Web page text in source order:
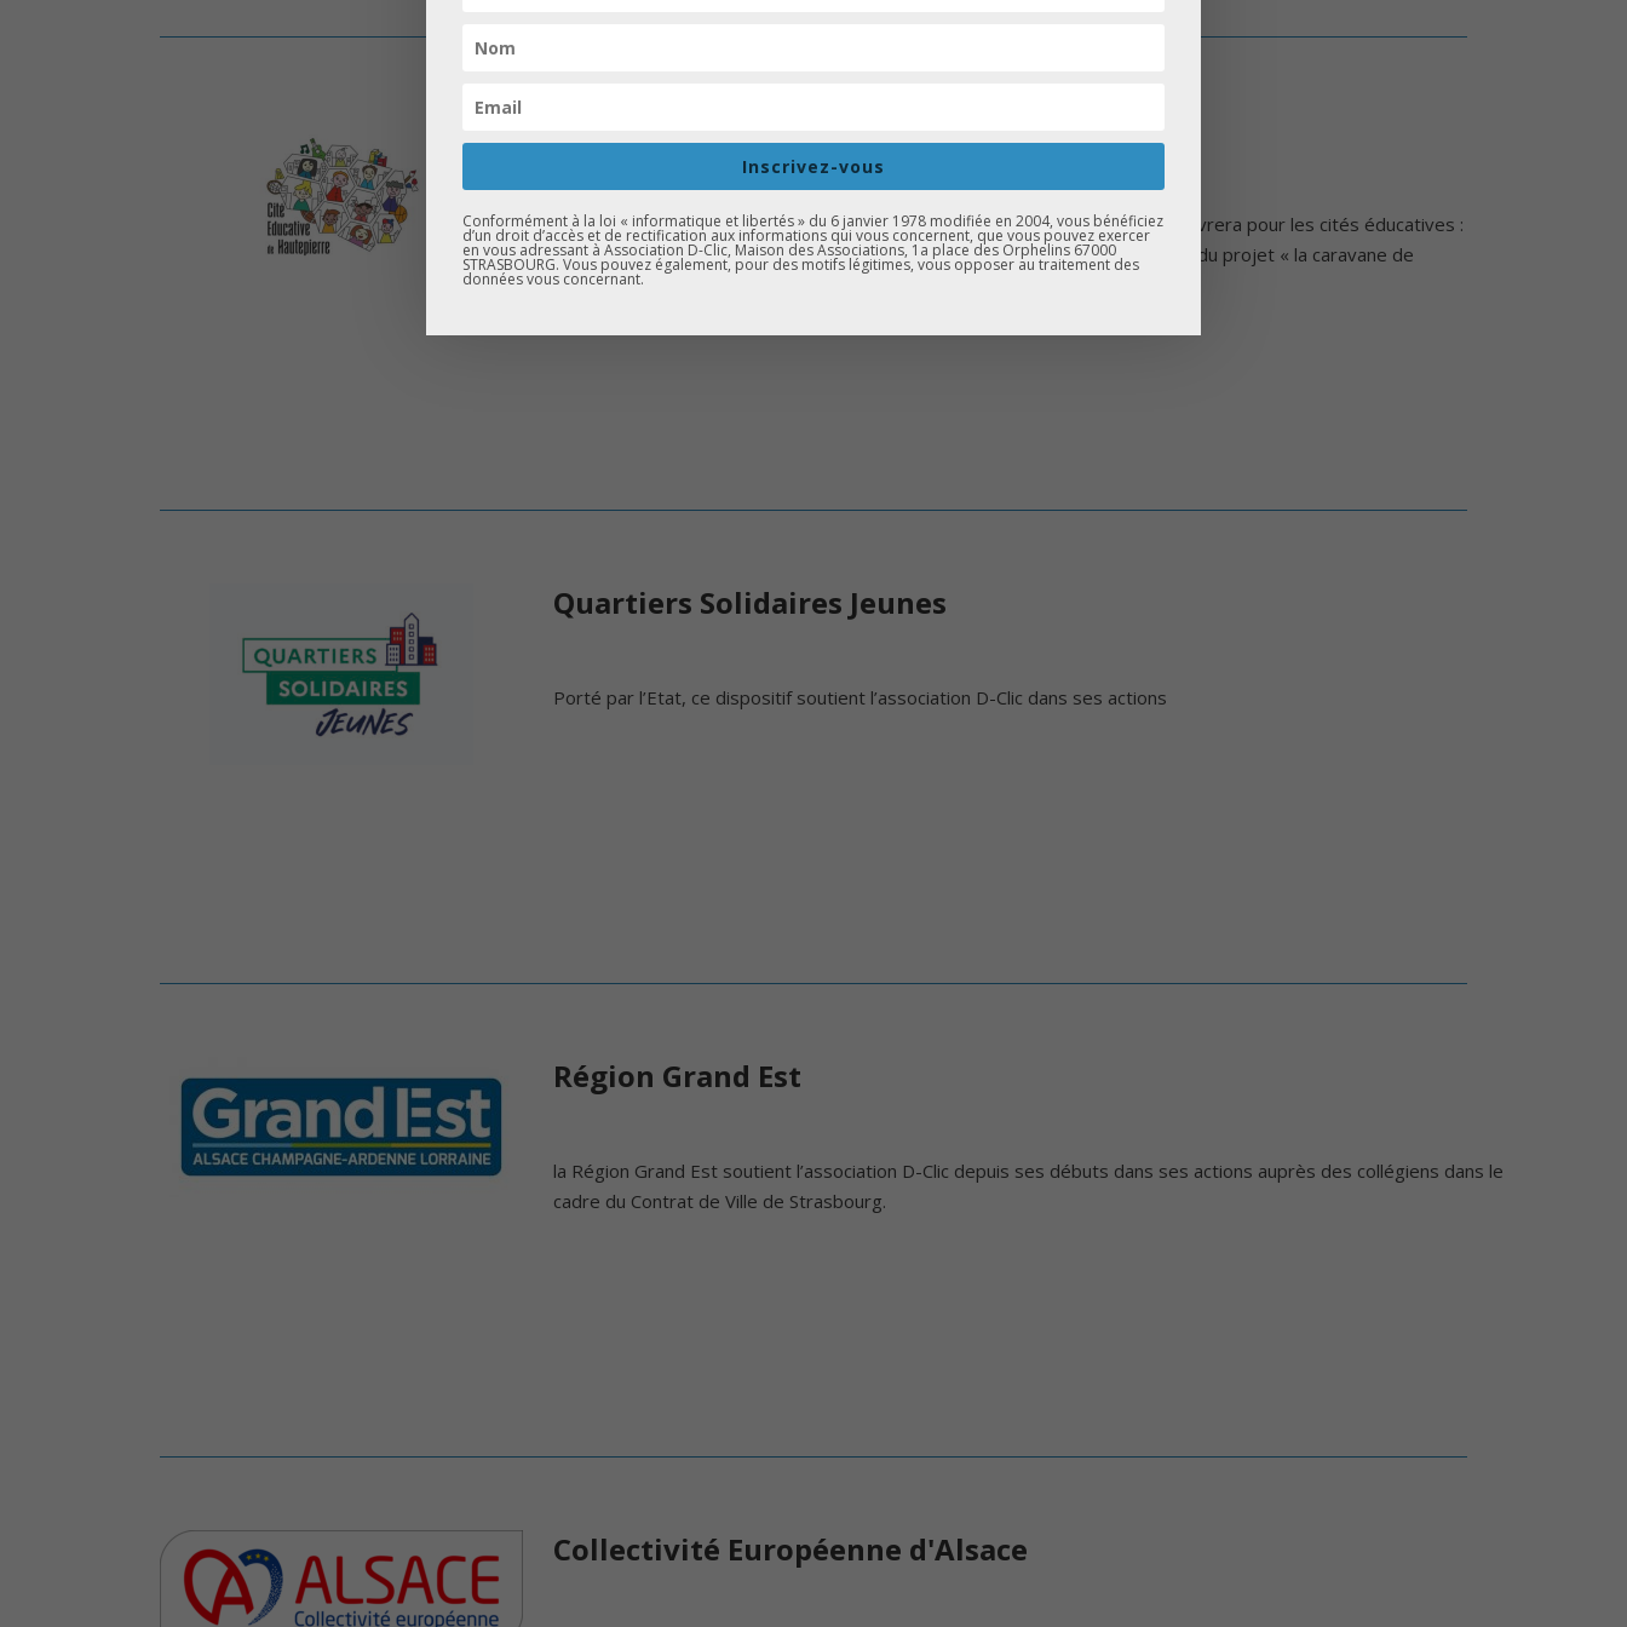
L’association D-Clic est soutenue dans le cadre du Label Cité éducative et œuvrera pour les cités éducatives :
Neuhof-Meinau-Elsau-Montagne Verte & Hautepierre à travers le lancement du projet « la caravane de
l’orientation » et du mentorat
Quartiers Solidaires Jeunes
Porté par l’Etat, ce dispositif soutient l’association D-Clic dans ses actions
Région Grand Est
la Région Grand Est soutient l’association D-Clic depuis ses débuts dans ses actions auprès des collégiens dans le
cadre du Contrat de Ville de Strasbourg.
Collectivité Européenne d'Alsace
Inscrivez-vous
Conformément à la loi « informatique et libertés » du 6 janvier 1978 modifiée en 2004, vous bénéficiez
d’un droit d’accès et de rectification aux informations qui vous concernent, que vous pouvez exercer
en vous adressant à Association D-Clic, Maison des Associations, 1a place des Orphelins 67000
STRASBOURG. Vous pouvez également, pour des motifs légitimes, vous opposer au traitement des
données vous concernant.